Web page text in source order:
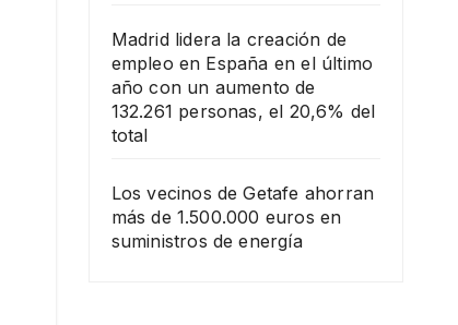
Madrid lidera la creación de
empleo en España en el último
año con un aumento de
132.261 personas, el 20,6% del
total
Los vecinos de Getafe ahorran
más de 1.500.000 euros en
suministros de energía